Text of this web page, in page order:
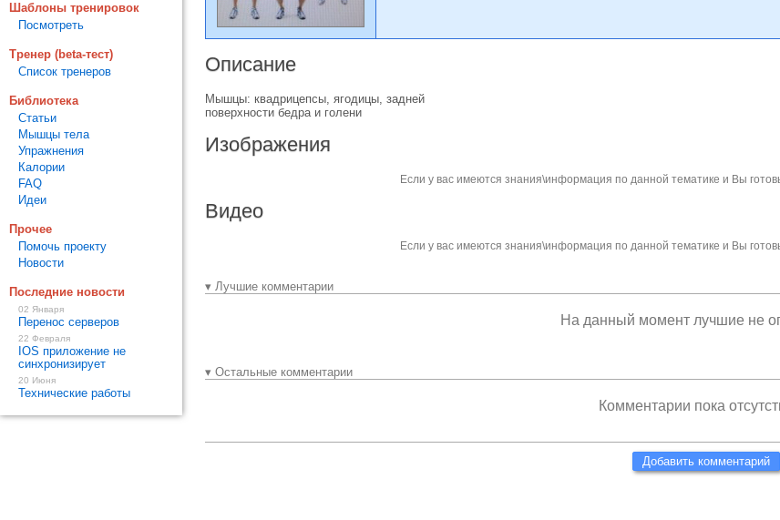
Описание
Мышцы: квадрицепсы, ягодицы, задней
поверхности бедра и голени
Изображения
Если у вас имеются знания\информация по данной тематике и Вы
Видео
Если у вас имеются знания\информация по данной тематике и Вы
▾ Лучшие комментарии
На данный момент лучшие не
▾ Остальные комментарии
Комментарии пока
Добавить комментарий
Шаблоны тренировок
Посмотреть
Тренер (beta-тест)
Список тренеров
Библиотека
Статьи
Мышцы тела
Упражнения
Калории
FAQ
Идеи
Прочее
Помочь проекту
Новости
Последние новости
02 Января
Перенос серверов
22 Февраля
IOS приложение не
синхронизирует
20 Июня
Технические работы